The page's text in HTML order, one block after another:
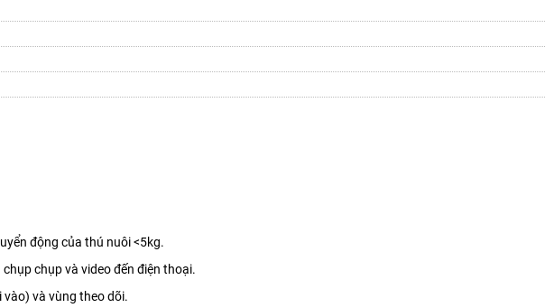
động của thú nuôi <5kg.
chụp và video đến điện thoại.
vào) và vùng theo dõi.